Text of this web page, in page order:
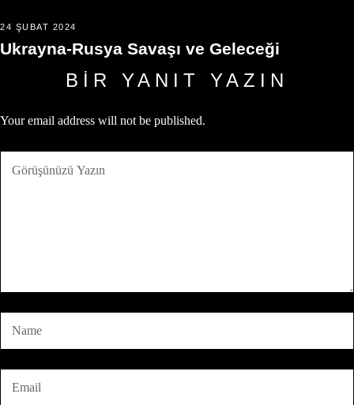
24 ŞUBAT 2024
Ukrayna-Rusya Savaşı ve Geleceği
BIR YANIT YAZIN
Your email address will not be published.